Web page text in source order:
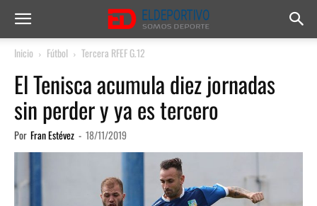
Inicio Fútbol Tercera RFEF G.12
El Tenisca acumula diez jornadas
sin perder y ya es tercero
Por Fran Estévez - 18/11/2019